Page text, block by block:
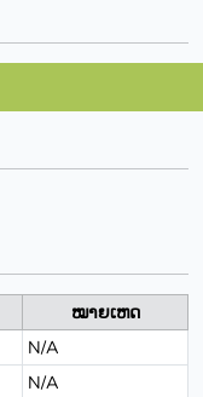
ໝາຍເຫດ
N/A
N/A